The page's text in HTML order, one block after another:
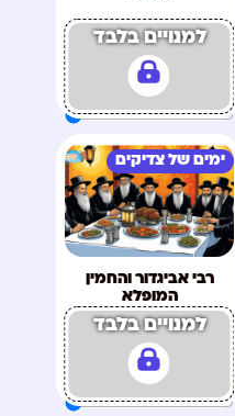
למנויים בלבד
ימים של צדיקים
רבי אביגדור והחמין
המופלא
למנויים בלבד